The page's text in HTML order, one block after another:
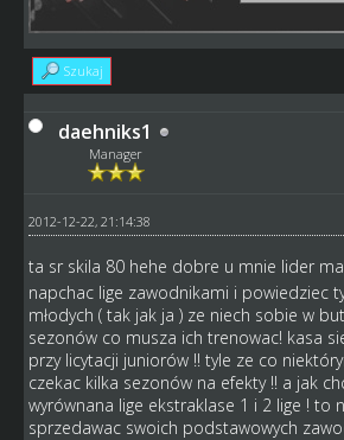
Szukaj
daehniks1
Manager
2012-12-22, 21:14:38
ta sr skila 80 hehe dobre u mnie lider
napchac lige zawodnikami i powiedziec
młodych ( tak jak ja ) ze niech sobie w
sezonów co musza ich trenowac! kasa
przy licytacji juniorów !! tyle ze co
czekac kilka sezonów na efekty !! a jak
wyrównana lige ekstraklase 1 i 2 lige ! to
sprzedawac swoich podstawowych